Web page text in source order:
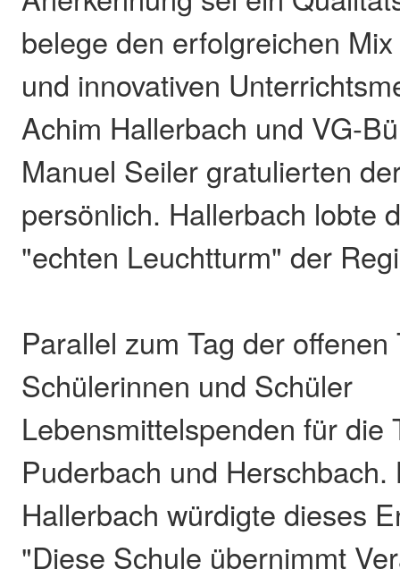
belege den erfolgreichen
und innovativen
Achim Hallerbach und VG-
Manuel Seiler gratulierten
persönlich. Hallerbach lobte
"echten Leuchtturm" der
Parallel zum Tag der
Schülerinnen und Schüler
Lebensmittelspenden für die
Puderbach und Herschbach.
Hallerbach würdigte dieses
"Diese Schule übernimmt